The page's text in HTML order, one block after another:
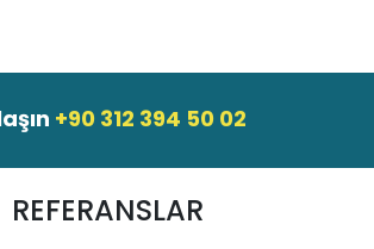
+90 312 394 50 02
REFERANSLAR